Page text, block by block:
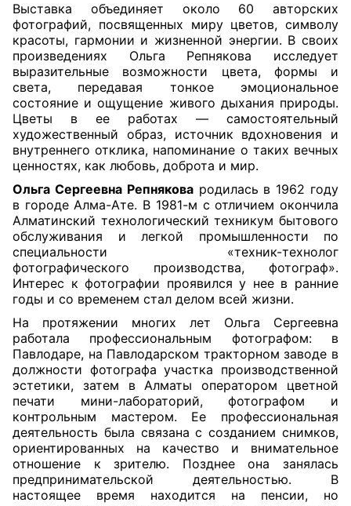
Выставка объединяет около 60 авторских
фотографий, посвященных миру цветов, символу
красоты, гармонии и жизненной энергии. В своих
произведениях Ольга Репнякова исследует
выразительные возможности цвета, формы и
света, передавая тонкое эмоциональное
состояние и ощущение живого дыхания природы.
Цветы в ее работах — самостоятельный
художественный образ, источник вдохновения и
внутреннего отклика, напоминание о таких вечных
ценностях, как любовь, доброта и мир.
Ольга Сергеевна Репняковародилась в 1962 году
в городе Алма-Ате. В 1981-м с отличием окончила
Алматинский технологический техникум бытового
обслуживания и легкой промышленности по
специальности «техник-технолог
фотографического производства, фотограф».
Интерес к фотографии проявился у нее в ранние
годы и со временем стал делом всей жизни.
На протяжении многих лет Ольга Сергеевна
работала профессиональным фотографом: в
Павлодаре, на Павлодарском тракторном заводе в
должности фотографа участка производственной
эстетики, затем в Алматы оператором цветной
печати мини-лабораторий, фотографом и
контрольным мастером. Ее профессиональная
деятельность была связана с созданием снимков,
ориентированных на качество и внимательное
отношение к зрителю. Позднее она занялась
предпринимательской деятельностью. В
настоящее время находится на пенсии, но